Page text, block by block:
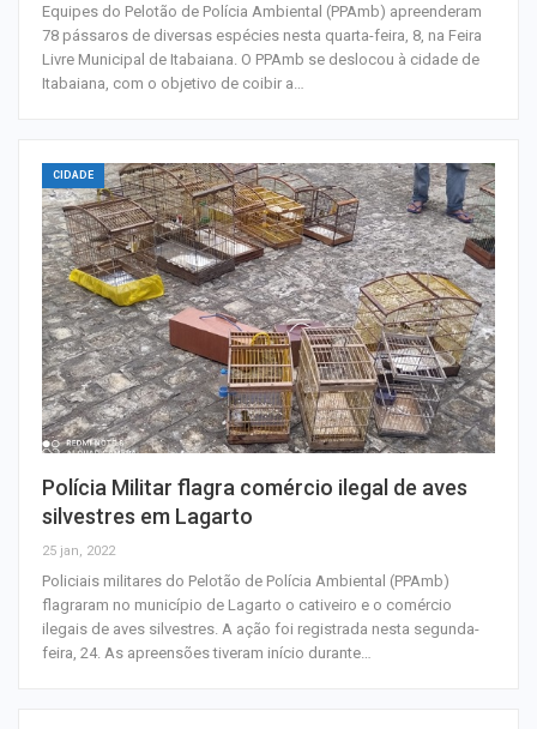
Equipes do Pelotão de Polícia Ambiental (PPAmb) apreenderam
78 pássaros de diversas espécies nesta quarta-feira, 8, na Feira
Livre Municipal de Itabaiana. O PPAmb se deslocou à cidade de
Itabaiana, com o objetivo de coibir a…
CIDADE
Polícia Militar flagra comércio ilegal de aves
silvestres em Lagarto
25 jan, 2022
Policiais militares do Pelotão de Polícia Ambiental (PPAmb)
flagraram no município de Lagarto o cativeiro e o comércio
ilegais de aves silvestres. A ação foi registrada nesta segunda-
feira, 24. As apreensões tiveram início durante…